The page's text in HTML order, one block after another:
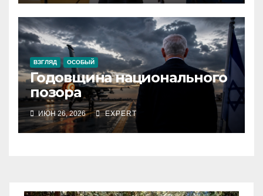
ВЗГЛЯД ОСОБЫЙ
Годовщина национального
позора
ИЮН 26, 2026 EXPERT